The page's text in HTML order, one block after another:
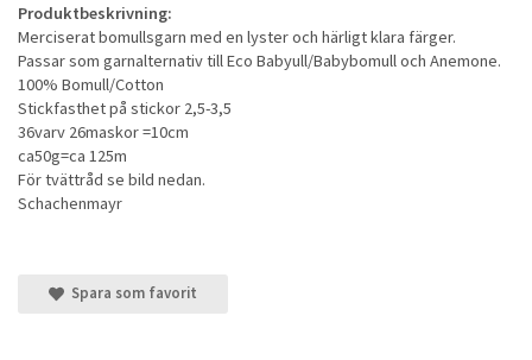
Produktbeskrivning:
Merciserat bomullsgarn med en lyster och härligt klara färger.
Passar som garnalternativ till Eco Babyull/Babybomull och Anemone.
100% Bomull/Cotton
Stickfasthet på stickor 2,5-3,5
36varv 26maskor =10cm
ca50g=ca 125m
För tvättråd se bild nedan.
Schachenmayr
Spara som favorit